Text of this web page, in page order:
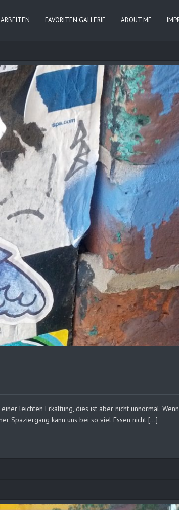
ARBEITEN FAVORITEN GALLERIE ABOUT ME
leichten Erkältung, dies ist aber nicht unnormal.
Spaziergang kann uns bei so viel Essen nicht […]